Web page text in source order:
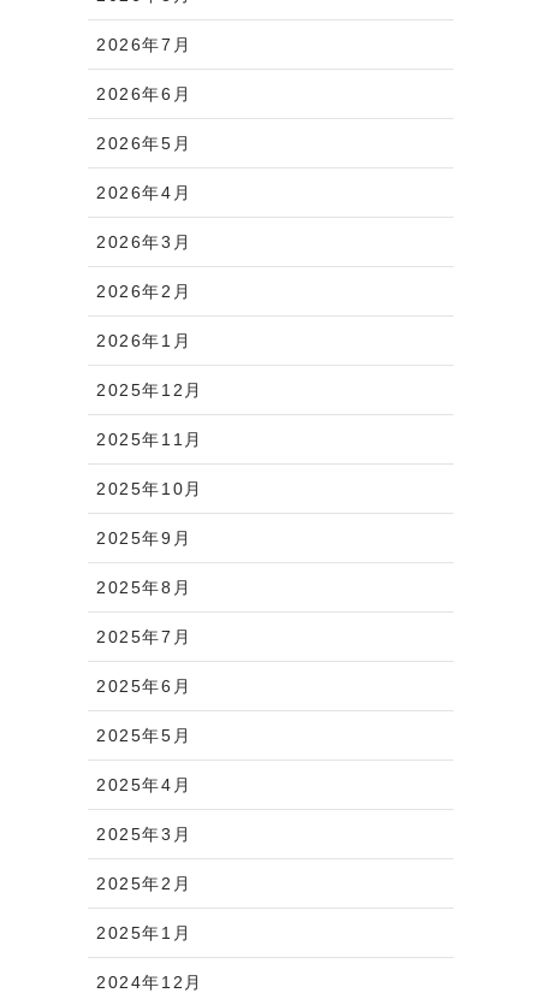
2026年7月
2026年6月
2026年5月
2026年4月
2026年3月
2026年2月
2026年1月
2025年12月
2025年11月
2025年10月
2025年9月
2025年8月
2025年7月
2025年6月
2025年5月
2025年4月
2025年3月
2025年2月
2025年1月
2024年12月